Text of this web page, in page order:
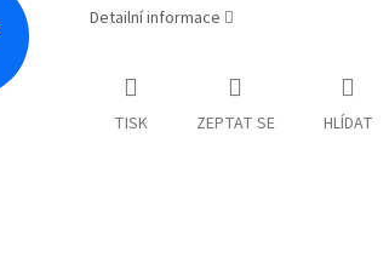
Detailní informace
TISK ZEPTAT SE HLÍDAT